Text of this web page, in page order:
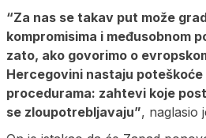
“Za nas se takav put može
kompromisima i međusobnom
zato, ako govorimo o
Hercegovini nastaju
procedurama: zahtevi koje
se zloupotrebljavaju”, naglasio